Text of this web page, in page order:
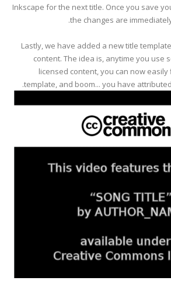
Inkscape for the next title. Once you save
the changes are
Lastly, we have added a new title
content. The idea is, anytime you use
licensed content, you can now easily
template, and boom... you have